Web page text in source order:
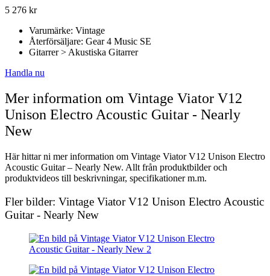
5 276 kr
Varumärke: Vintage
Återförsäljare: Gear 4 Music SE
Gitarrer > Akustiska Gitarrer
Handla nu
Mer information om Vintage Viator V12
Unison Electro Acoustic Guitar - Nearly
New
Här hittar ni mer information om Vintage Viator V12 Unison Electro
Acoustic Guitar – Nearly New. Allt från produktbilder och
produktvideos till beskrivningar, specifikationer m.m.
Fler bilder: Vintage Viator V12 Unison Electro Acoustic
Guitar - Nearly New